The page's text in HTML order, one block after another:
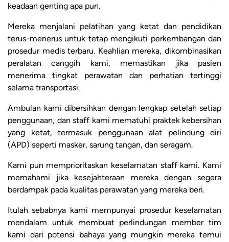
keadaan genting apa pun.
Mereka menjalani pelatihan yang ketat dan pendidikan
terus-menerus untuk tetap mengikuti perkembangan dan
prosedur medis terbaru. Keahlian mereka, dikombinasikan
peralatan canggih kami, memastikan jika pasien
menerima tingkat perawatan dan perhatian tertinggi
selama transportasi.
Ambulan kami dibersihkan dengan lengkap setelah setiap
penggunaan, dan staff kami mematuhi praktek kebersihan
yang ketat, termasuk penggunaan alat pelindung diri
(APD) seperti masker, sarung tangan, dan seragam.
Kami pun memprioritaskan keselamatan staff kami. Kami
memahami jika kesejahteraan mereka dengan segera
berdampak pada kualitas perawatan yang mereka beri.
Itulah sebabnya kami mempunyai prosedur keselamatan
mendalam untuk membuat perlindungan member tim
kami dari potensi bahaya yang mungkin mereka temui